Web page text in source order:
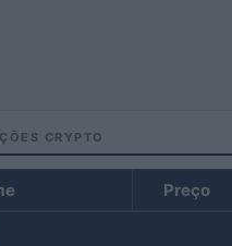
CRYPTO
Preço